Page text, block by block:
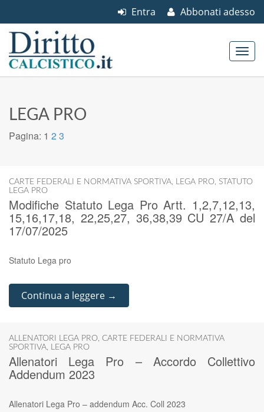
Abbonati adesso
Entra
LEGA PRO
Pagina: 1 2 3
CARTE FEDERALI E NORMATIVA SPORTIVA, LEGA PRO, STATUTO
LEGA PRO
Modifiche Statuto Lega Pro Artt. 1,2,7,12,13,
15,16,17,18, 22,25,27, 36,38,39 CU 27/A del
17/07/2025
Statuto Lega pro
Continua a leggere →
ALLENATORI LEGA PRO, CARTE FEDERALI E NORMATIVA
SPORTIVA, LEGA PRO
Allenatori Lega Pro – Accordo Collettivo
Addendum 2023
Allenatori Lega Pro – addendum Acc. Coll 2023